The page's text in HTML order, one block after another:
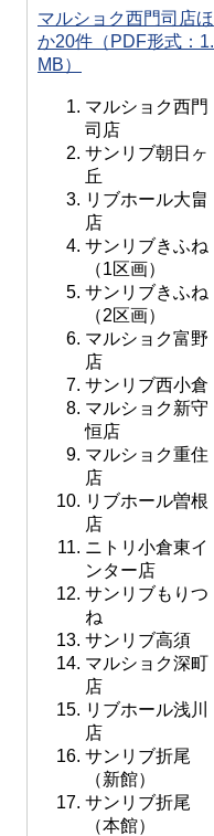
マルショク西門司店ほ
か20件（PDF形式：
MB）
マルショク西門
司店
サンリブ朝日ヶ
丘
リブホール大畠
店
サンリブきふね
（1区画）
サンリブきふね
（2区画）
マルショク富野
店
サンリブ西小倉
マルショク新守
恒店
マルショク重住
店
リブホール曽根
店
ニトリ小倉東イ
ンター店
サンリブもりつ
ね
サンリブ高須
マルショク深町
店
リブホール浅川
店
サンリブ折尾
（新館）
サンリブ折尾
（本館）